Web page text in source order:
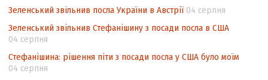
Зеленський звільнив посла України в Австрії 04 серпня
Зеленський звільнив Стефанішину з посади посла в США
04 серпня
Стефанішина: рішення піти з посади посла у США було моїм
04 серпня